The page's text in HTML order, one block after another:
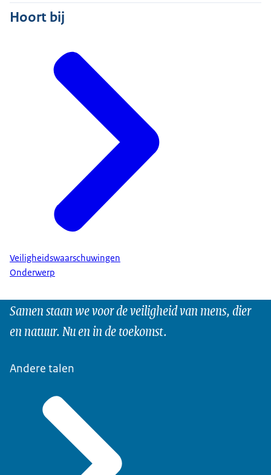
Hoort bij
Veiligheidswaarschuwingen
Onderwerp
Samen staan we voor de veiligheid van mens, dier
en natuur. Nu en in de toekomst.
Andere talen